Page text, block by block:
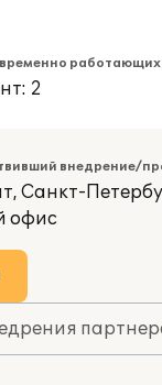
работающих
2
внедрение/
Санкт-
офис